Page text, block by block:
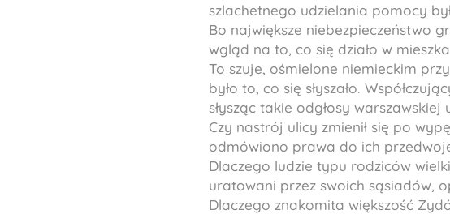
szlachetnego udzielania pomocy
Bo największe niebezpieczeństwo
wgląd na to, co się działo w
To szuje, ośmielone niemieckim
było to, co się słyszało.
słysząc takie odgłosy
Czy nastrój ulicy zmienił się po
odmówiono prawa do ich
Dlaczego ludzie typu rodziców
uratowani przez swoich sąsiadów,
Dlaczego znakomita większość